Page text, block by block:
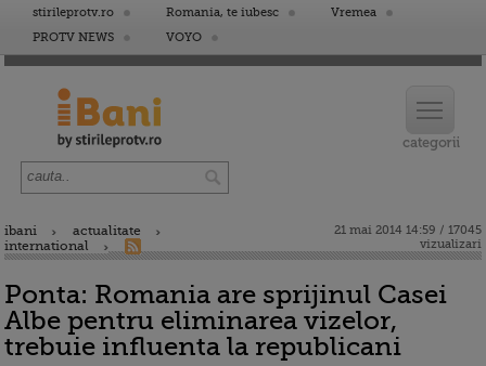
stirileprotv.ro Romania, te iubesc
Vremea
PROTV NEWS
VOYO
ibani
actualitate
international
21 mai 2014 14:59 / 17045
vizualizari
Ponta: Romania are sprijinul Casei
Albe pentru eliminarea vizelor,
trebuie influenta la republicani